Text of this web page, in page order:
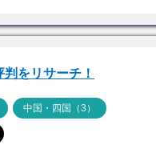
をリサーチ！
中国・四国（3）